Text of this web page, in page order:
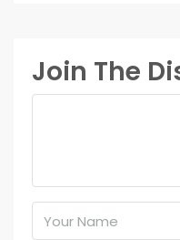
Join The